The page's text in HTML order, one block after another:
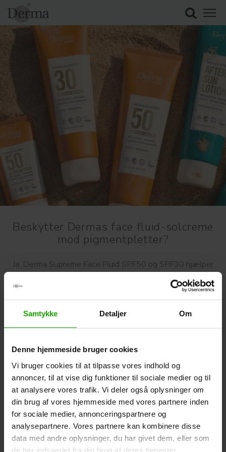
Samtykke Detaljer Om
Denne hjemmeside bruger cookies
Vi bruger cookies til at tilpasse vores indhold og
annoncer, til at vise dig funktioner til sociale medier og til
at analysere vores trafik. Vi deler også oplysninger om
din brug af vores hjemmeside med vores partnere inden
for sociale medier, annonceringspartnere og
analysepartnere. Vores partnere kan kombinere disse
data med andre oplysninger, du har givet dem, eller som
de har indsamlet fra din brug af deres tjenester.
Beskytter Dermas face fluid-solcreme
mod pigmentpletter?
Ja, Derma Supreme Face Fluid SPF50 og SPF30 hjælper
med at forhindre, at eksisterende pigmentpletter bliver
tydeligere, og at nye opstår. Den hjælper også med at
UVA- og UVB-beskyttelse
stråler. Uanset om pigmentpletter skyldes hormonelle
forandringer eller tidligere solskader, bliver de ofte mere
synlige, når de udsættes for UV-stråler. Ved at bruge en
ansigtssolcreme med høj beskyttelse hjælper du med at
skærme huden mod solens stråler.
Niacinamid
For det andet hjælper ansigtssolcremerne fra Derma